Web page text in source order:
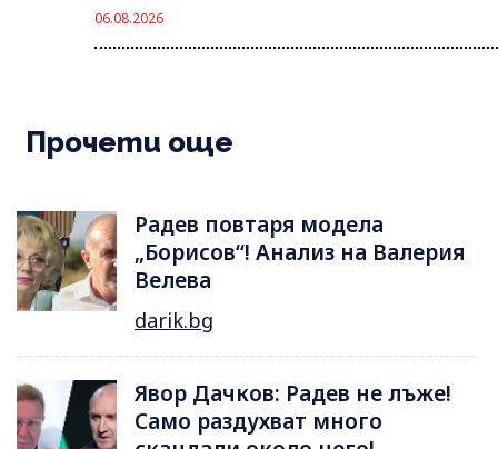
06.08.2026
Прочети още
Радев повтаря модела
„Борисов“! Анализ на Валерия
Велева
darik.bg
Явор Дачков: Радев не лъже!
Само раздухват много